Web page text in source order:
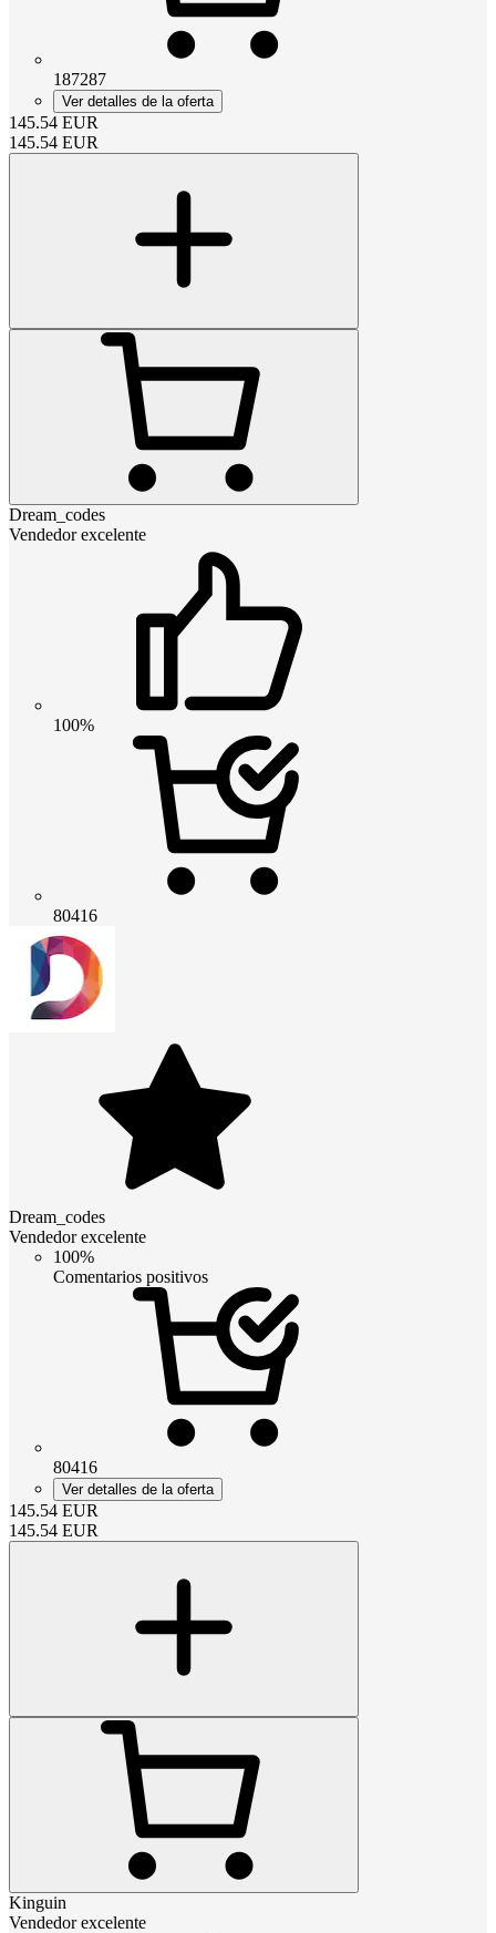
187287
Ver detalles de la oferta
145.54 EUR
145.54 EUR
Dream_codes
Vendedor excelente
100%
80416
Dream_codes
Vendedor excelente
100%
Comentarios positivos
80416
Ver detalles de la oferta
145.54 EUR
145.54 EUR
Kinguin
Vendedor excelente